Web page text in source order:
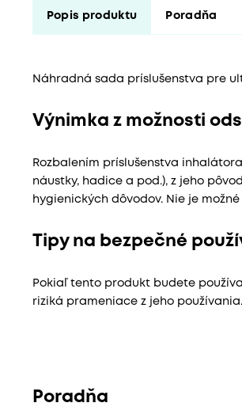
Popis produktu Poradňa
Náhradná sada príslušenstva pre
Výnimka z možnosti
Rozbalením príslušenstva
náustky, hadice a pod.), z jeho
hygienických dôvodov. Nie je
Tipy na bezpečné
Pokiaľ tento produkt budete
riziká prameniace z jeho používania.
Poradňa